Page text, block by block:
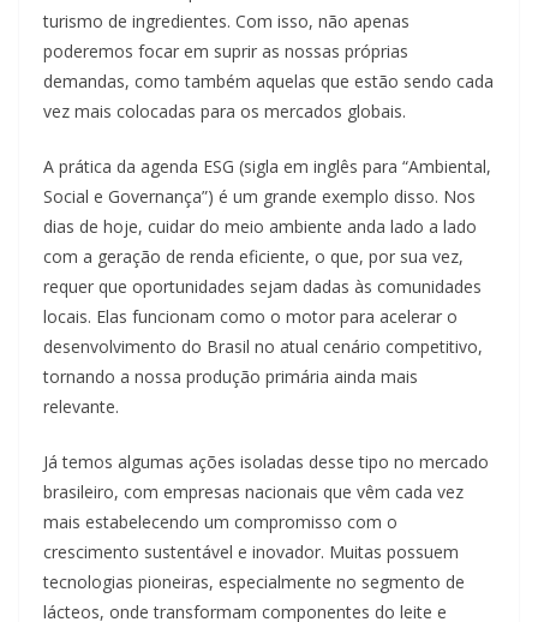
turismo de ingredientes. Com isso, não apenas
poderemos focar em suprir as nossas próprias
demandas, como também aquelas que estão sendo cada
vez mais colocadas para os mercados globais.
A prática da agenda ESG (sigla em inglês para “Ambiental,
Social e Governança”) é um grande exemplo disso. Nos
dias de hoje, cuidar do meio ambiente anda lado a lado
com a geração de renda eficiente, o que, por sua vez,
requer que oportunidades sejam dadas às comunidades
locais. Elas funcionam como o motor para acelerar o
desenvolvimento do Brasil no atual cenário competitivo,
tornando a nossa produção primária ainda mais
relevante.
Já temos algumas ações isoladas desse tipo no mercado
brasileiro, com empresas nacionais que vêm cada vez
mais estabelecendo um compromisso com o
crescimento sustentável e inovador. Muitas possuem
tecnologias pioneiras, especialmente no segmento de
lácteos, onde transformam componentes do leite e